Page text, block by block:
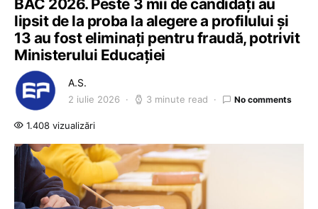
BAC 2026. Peste 3 mii de candidați au
lipsit de la proba la alegere a profilului și
13 au fost eliminați pentru fraudă, potrivit
Ministerului Educației
A.S.
2 iulie 2026 3 minute read No comments
1.408 vizualizări